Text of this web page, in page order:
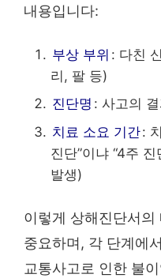
내용입니다:
부상 부위 : 다친
리, 팔 등)
진단명 : 사고의
치료 소요 기간:
진단”이냐 “4주
발생)
이렇게 상해진단서
중요하며, 각 단계에
교통사고로 인한 불